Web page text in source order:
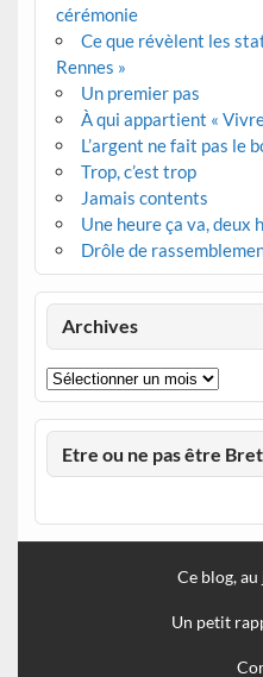
cérémonie
Ce que révèlent les
Rennes »
Un premier pas
À qui appartient «
L’argent ne fait pas le
Trop, c’est trop
Jamais contents
Une heure ça va, deux
Drôle de
Archives
Archives
Etre ou ne pas être
Ce blog,
Un petit